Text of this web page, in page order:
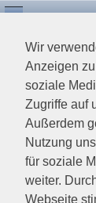
Wir
Anzeigen
soziale
Zugriffe auf
Außerdem
Nutzung
für soziale
weiter.
Webseite